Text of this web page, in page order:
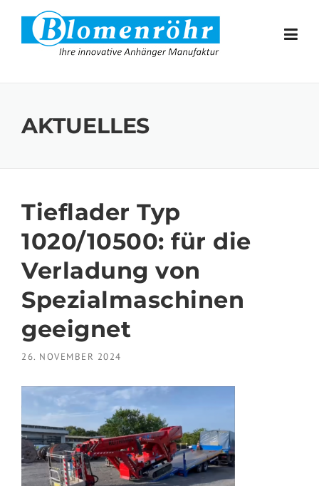
Skip to content
AKTUELLES
Tieflader Typ
1020/10500: für die
Verladung von
Spezialmaschinen
geeignet
26. NOVEMBER 2024